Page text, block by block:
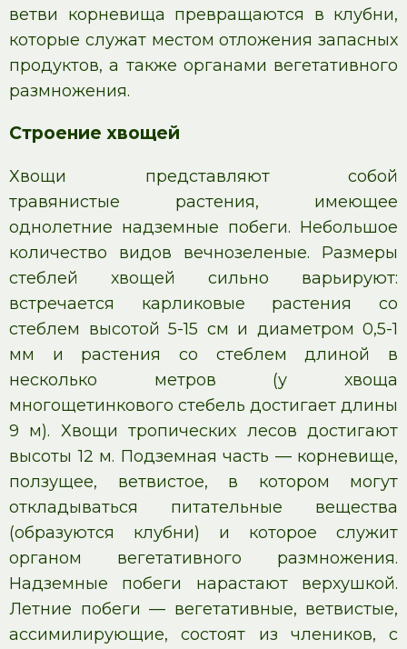
ветви корневища превращаются в клубни,
которые служат местом отложения запасных
продуктов, а также органами вегетативного
размножения.
Строение хвощей
Хвощи представляют собой
травянистые растения, имеющее
однолетние надземные побеги. Небольшое
количество видов вечнозеленые. Размеры
стеблей хвощей сильно варьируют:
встречается карликовые растения со
стеблем высотой 5-15 см и диаметром 0,5-1
мм и растения со стеблем длиной в
несколько метров (у хвоща
многощетинкового стебель достигает длины
9 м). Хвощи тропических лесов достигают
высоты 12 м. Подземная часть — корневище,
ползущее, ветвистое, в котором могут
откладываться питательные вещества
(образуются клубни) и которое служит
органом вегетативного размножения.
Надземные побеги нарастают верхушкой.
Летние побеги — вегетативные, ветвистые,
ассимилирующие, состоят из члеников, с